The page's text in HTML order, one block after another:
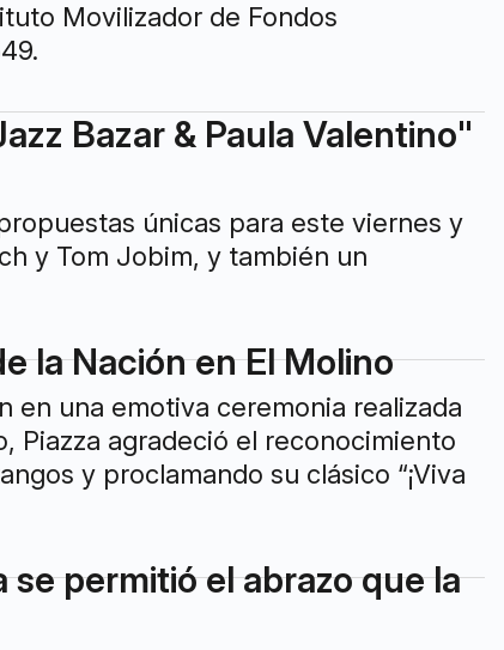
Movilizador de Fondos
Bazar & Paula Valentino"
únicas para este viernes y
y Tom Jobim, y también un
la Nación en El Molino
en una emotiva ceremonia realizada
Piazza agradeció el reconocimiento
y proclamando su clásico “¡Viva
permitió el abrazo que la